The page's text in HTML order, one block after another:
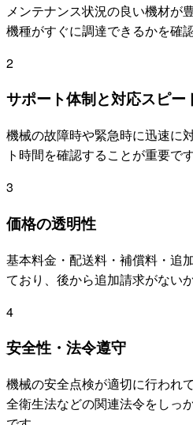
メンテナンス状況の良い機材が
機種がすぐに調達できるかを確
2
サポート体制と対応スピー
機械の故障時や緊急時に迅速に
ト時間を確認することが重要です
3
価格の透明性
基本料金・配送料・補償料・追
ており、後から追加請求がない
4
安全性・法令遵守
機械の安全点検が適切に行われ
全衛生法などの関連法令をしっ